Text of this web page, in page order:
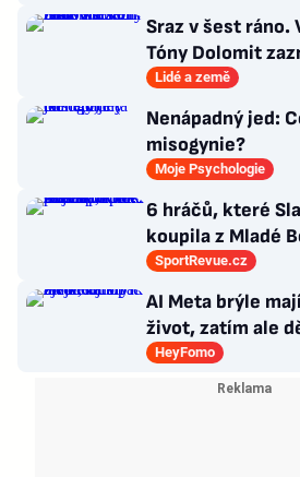
Sraz v šest
Tóny Dolomit
3000 metrech
Lidé a země
Nenápadný jed:
misogynie?
Moje Psychologie
6 hráčů, které
koupila z Mladé
po přestupu do
SportRevue.cz
AI Meta brýle
život, zatím ale
HeyFomo